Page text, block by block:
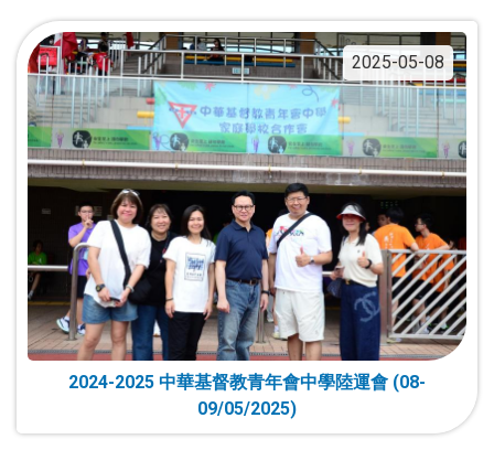
2025-05-08
2024-2025 中華基督教青年會中學陸運會 (08-
09/05/2025)